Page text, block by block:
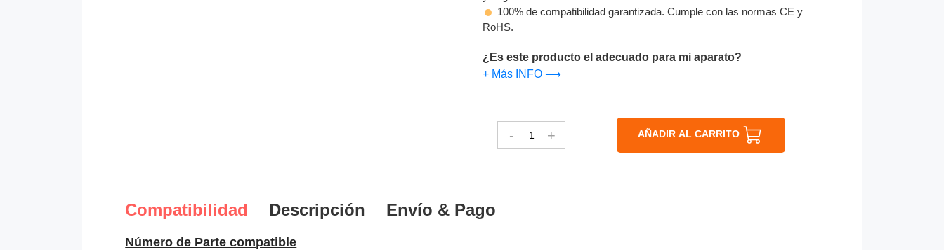
100% de compatibilidad garantizada. Cumple con las normas CE y
RoHS.
¿Es este producto el adecuado para mi aparato?
+ Más INFO ⟶
- + AÑADIR AL CARRITO
Compatibilidad Descripción Envío & Pago
Número de Parte compatible